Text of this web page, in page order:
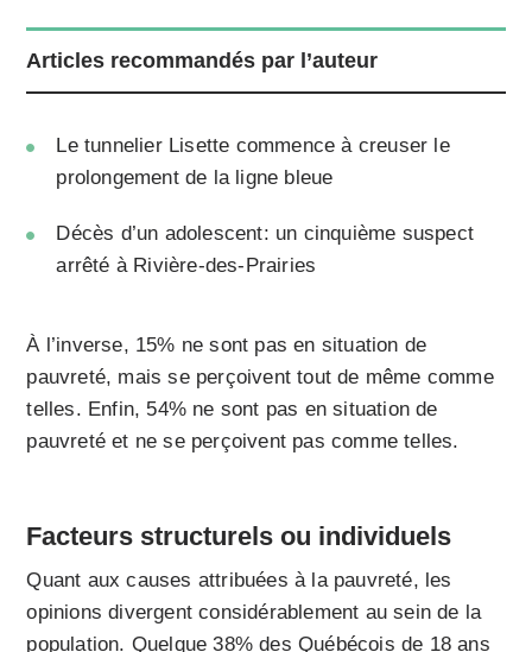
Articles recommandés par l’auteur
Le tunnelier Lisette commence à creuser le
prolongement de la ligne bleue
Décès d’un adolescent: un cinquième suspect
arrêté à Rivière-des-Prairies
À l’inverse, 15% ne sont pas en situation de
pauvreté, mais se perçoivent tout de même comme
telles. Enfin, 54% ne sont pas en situation de
pauvreté et ne se perçoivent pas comme telles.
Facteurs structurels ou individuels
Quant aux causes attribuées à la pauvreté, les
opinions divergent considérablement au sein de la
population. Quelque 38% des Québécois de 18 ans